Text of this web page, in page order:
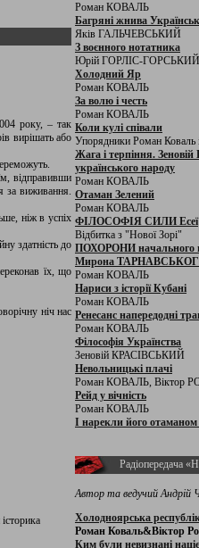
року, – так
вирішать або
відправивши
за виживання.
ніж в успіх
здатність до
їх, що
ніч нас
Роман КОВАЛЬ
Багряні жнива
Яків ГАЛЬЧЕВСЬКИЙ
З воєнного нотатника
Юрій ГОРЛІС-ГОРСЬКИЙ
Холодний Яр
Роман КОВАЛЬ
За волю і честь
Роман КОВАЛЬ
Коли кулі співали
Упорядники Роман Коваль
Жага і терпіння. Зеновій
українського народу
Роман КОВАЛЬ
Отаман Зелений
Роман КОВАЛЬ
ФІЛОСОФІЯ СИЛИ Есеї
Відбитка з "Нової Зорі"
ПОХОРОНИ начального
Мирона
Роман КОВАЛЬ
Нариси з історії Кубані
Роман КОВАЛЬ
Ренесанс напередодні
Роман КОВАЛЬ
Філософія Українства
Зеновій КРАСІВСЬКИЙ
Невольницькі плачі
Роман КОВАЛЬ, Віктор
Рейд у вічність
Роман КОВАЛЬ
І нарекли його
Радіопередача
Автор та ведучий Андрій
Холодноярська
Роман Коваль&Віктор
Ким були невизнані